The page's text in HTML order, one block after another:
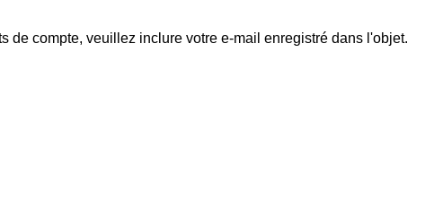
de compte, veuillez inclure votre e-mail enregistré dans l'objet.